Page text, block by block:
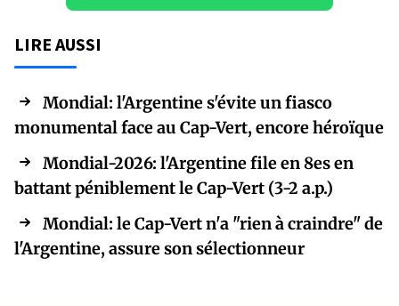
LIRE AUSSI
Mondial: l'Argentine s'évite un fiasco
monumental face au Cap-Vert, encore héroïque
Mondial-2026: l'Argentine file en 8es en
battant péniblement le Cap-Vert (3-2 a.p.)
Mondial: le Cap-Vert n'a "rien à craindre" de
l'Argentine, assure son sélectionneur